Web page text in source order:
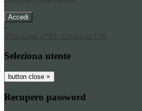
-
Entra con SPID
Entra con CIE
Seleziona utente
button close ×
Recupero password